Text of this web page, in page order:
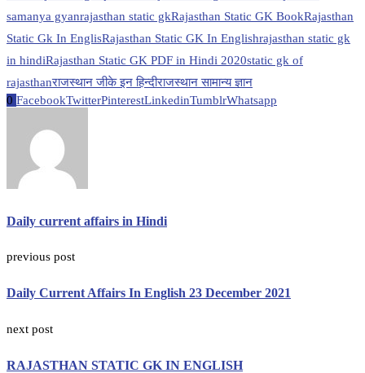
samanya gyanrajasthan static gkRajasthan Static GK BookRajasthan
Static Gk In EnglisRajasthan Static GK In Englishrajasthan static gk
in hindiRajasthan Static GK PDF in Hindi 2020static gk of
rajasthanराजस्थान जीके इन हिन्दीराजस्थान सामान्य ज्ञान
0 FacebookTwitterPinterestLinkedinTumblrWhatsapp
Daily current affairs in Hindi
previous post
Daily Current Affairs In English 23 December 2021
next post
RAJASTHAN STATIC GK IN ENGLISH